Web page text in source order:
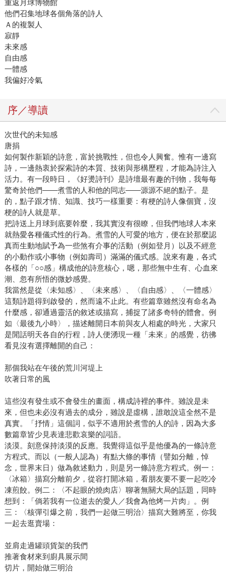
重返月球博物館
他們召集地球各個角落的詩人
Ａ的複製人
寂靜
未來感
自由感
一體感
我偏好冷氣
序／導讀
次世代的未知感
唐捐
如何製作新穎的詩意，富於挑戰性，但也令人興奮。惟有一邊寫
詩，一邊熱衷於探索詩的本質、技術與形構歷程，才能為詩注入
活力。有一段時日，《好燙詩刊》是詩壇最有趣的刊物，我每每
驚奇於他們——煮雪的人和他的同志——源源不絕的點子。是
的，點子跟才情、知識、技巧一樣重要：有梗的詩人像個寶，沒
梗的詩人就是草。
把詩送上月球到底要幹麼，我其實沒有很瞭，但我們地球人本來
就熱愛各種儀式性的行為。煮雪的人可愛的地方，便在於那麼認
真而生動地賦予為一些煞有介事的活動（例如登月）以及不經意
的小動作或小事物（例如壽司）滿滿的儀式感。說來有趣，各式
各樣的「○○感」構成他的詩意核心，嗯，那些無中生有、心血來
潮、忽有所悟的微妙感覺。
我當然是從〈未知感〉、〈未來感〉、〈自由感〉、〈一體感〉
這類詩題得到啟發的，然而遠不止此。有些篇章雖然沒有命名為
什麼感，卻通過靈活的敘述或描寫，捕捉了諸多奇特的體會。例
如〈最後九小時〉，描述離開日本前與友人相處的時光，大家只
是閒話明天各自的行程，詩人便湧現一種「未來」的感覺，彷彿
看見沒有選擇離開的自己：
那個我站在午後的荒川河堤上
吹著日常的風
這些沒有發生或不會發生的畫面，構成詩裡的事件。雖說是未
來，但也未必沒有過去的成分，雖說是虛構，誰敢說這全然不是
真實。「抒情」這個詞，似乎不適用於煮雪的人的詩，因為大多
數篇章皆少見表達悲歡哀樂的詞語。
淡漠。刻意保持淡漠的反應。我覺得這似乎是他優為的一條詩意
方程式。而以（一般人認為）有點大條的事情（譬如分離，悼
念，世界末日）做為敘述動力，則是另一條詩意方程式。例一：
〈冰箱〉描寫分離前夕，從容打開冰箱，看朋友要不要一起吃冷
凍煎餃。例二：〈不起眼的燒肉店〉聊著無關大局的話題，同時
想到：「倘若我有一位逝去的愛人／我會為他烤一片肉」。例
三：〈核彈引爆之前，我們一起做三明治〉描寫大難將至，你我
一起去逛賣場：
並肩走過罐頭貨架的我們
推著食材來到廚具展示間
切片，開始做三明治